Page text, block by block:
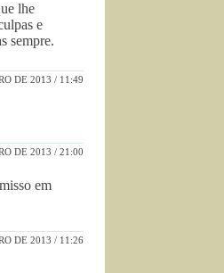
lhe
e
sempre.
DE 2013 / 11:49
DE 2013 / 21:00
em
DE 2013 / 11:26